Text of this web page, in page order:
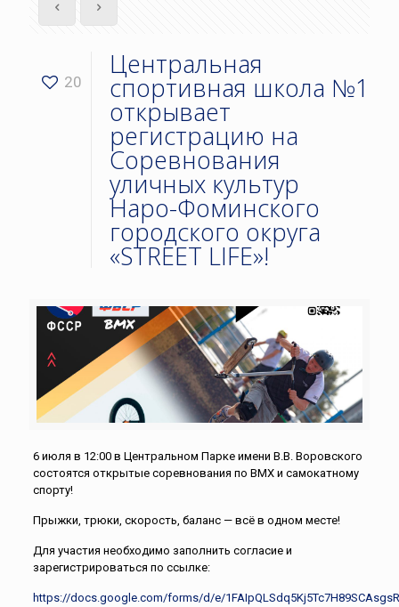
20
Центральная
спортивная школа №1
открывает
регистрацию на
Соревнования
уличных культур
Наро-Фоминского
городского округа
«STREET LIFE»!
6 июля в 12:00 в Центральном Парке имени В.В. Воровского
состоятся открытые соревнования по ВМХ и самокатному
спорту!
Прыжки, трюки, скорость, баланс — всё в одном месте!
Для участия необходимо заполнить согласие и
зарегистрироваться по ссылке:
https://docs.google.com/forms/d/e/